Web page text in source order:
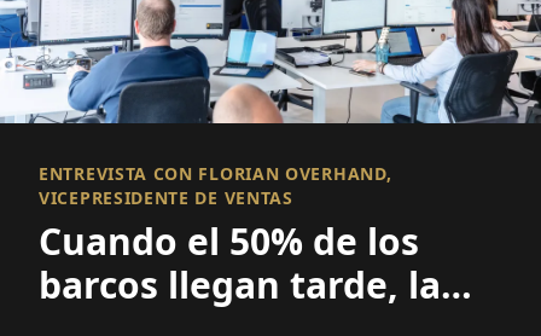
ENTREVISTA CON FLORIAN OVERHAND,
VICEPRESIDENTE DE VENTAS
Cuando el 50% de los
barcos llegan tarde, la